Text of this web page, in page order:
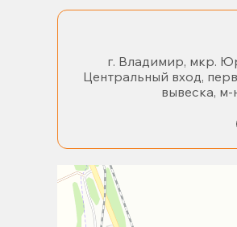
г. Владимир, мкр.
Центральный вход,
вывеска, м-